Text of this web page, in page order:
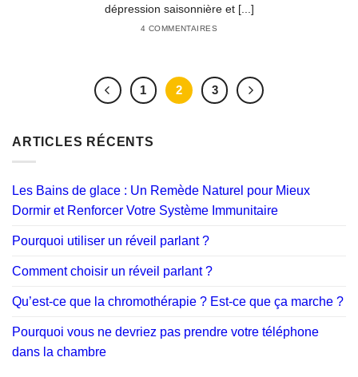
dépression saisonnière et [...]
4 COMMENTAIRES
1 2 3
ARTICLES RÉCENTS
Les Bains de glace : Un Remède Naturel pour Mieux
Dormir et Renforcer Votre Système Immunitaire
Pourquoi utiliser un réveil parlant ?
Comment choisir un réveil parlant ?
Qu’est-ce que la chromothérapie ? Est-ce que ça marche ?
Pourquoi vous ne devriez pas prendre votre téléphone
dans la chambre